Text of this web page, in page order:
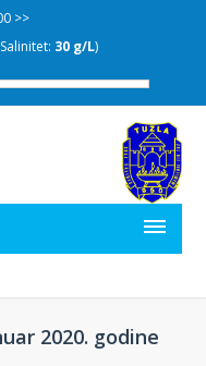
>>
DRUGO JEZERO
2020. godine